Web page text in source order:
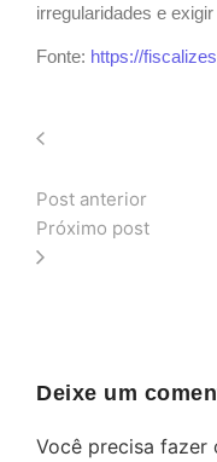
irregularidades e
Fonte: https://
Post anterior
Próximo post
Deixe um
Você precisa fazer